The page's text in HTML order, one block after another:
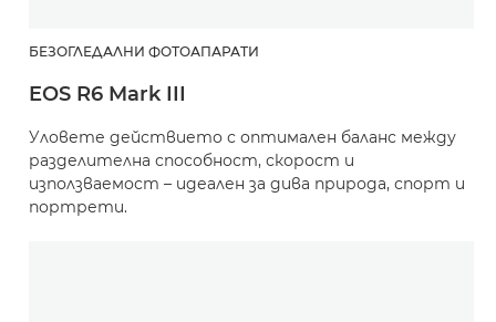
БЕЗОГЛЕДАЛНИ ФОТОАПАРАТИ
EOS R6 Mark III
Уловете действието с оптимален баланс между
разделителна способност, скорост и
използваемост – идеален за дива природа, спорт и
портрети.